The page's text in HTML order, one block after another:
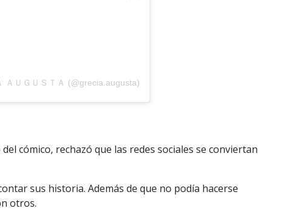
ＡＵＧＵＳＴＡ (@grecia.augusta)
cómico, rechazó que las redes sociales se conviertan
sus historia. Además de que no podía hacerse
otros.